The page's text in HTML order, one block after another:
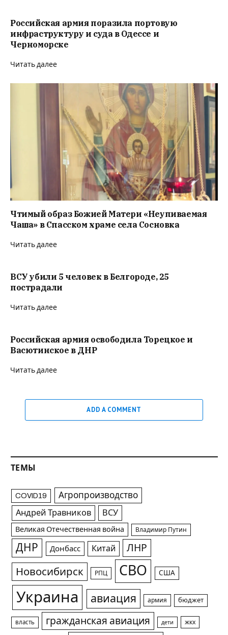
Российская армия поразила портовую
инфраструктуру и суда в Одессе и
Черноморске
Читать далее
Чтимый образ Божией Матери «Неупиваемая
Чаша» в Спасском храме села Сосновка
Читать далее
ВСУ убили 5 человек в Белгороде, 25
пострадали
Читать далее
Российская армия освободила Торецкое и
Васютинское в ДНР
Читать далее
ADD A COMMENT
ТЕМЫ
COVID19 Агропроизводство
Андрей Травников ВСУ
Великая Отечественная война Владимир Путин
ДНР Донбасс Китай ЛНР
Новосибирск РПЦ СВО США
Украина авиация армия бюджет
власть гражданская авиация дети жкх